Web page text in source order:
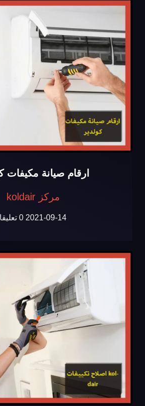
ارقام صيانة مكيفات
مركز koldair
2021-09-14 0 تعليقات